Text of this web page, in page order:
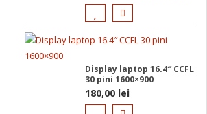
a
fost:
este:
Display laptop 16.4″ CCFL
30 pini 1600×900
180,00 lei